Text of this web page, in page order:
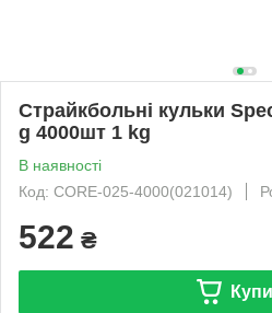
Страйкбольні кульки
g 4000шт 1 kg
В наявності
Код: CORE-025-4000(021014)
522 ₴